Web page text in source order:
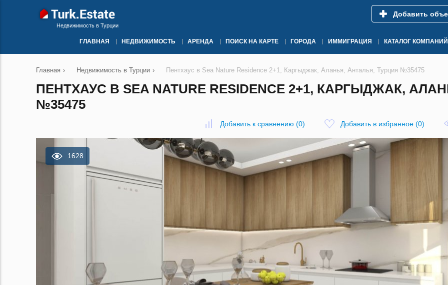
Недвижимость в Турции
Добавить
ГЛАВНАЯ НЕДВИЖИМОСТЬ АРЕНДА ПОИСК НА КАРТЕ ГОРОДА ИММИГРАЦИЯ КАТАЛОГ КОМПАНИЙ
Главная › Недвижимость в Турции › Пентхаус в Sea Nature Residence 2+1, Каргыджак, Аланья, Анталья, Турция №35475
ПЕНТХАУС В SEA NATURE RESIDENCE 2+1, КАРГЫДЖАК,
№35475
Добавить к сравнению (0) Добавить в избранное (0)
1628